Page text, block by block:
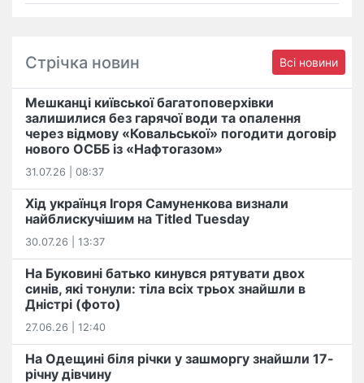
Стрічка новин Всі новини
Мешканці київської багатоповерхівки
залишилися без гарячої води та опалення
через відмову «Ковальської» погодити договір
нового ОСББ із «Нафтогазом»
31.07.26 | 08:37
Хід українця Ігоря Самуненкова визнали
найблискучішим на Titled Tuesday
30.07.26 | 13:37
На Буковині батько кинувся рятувати двох
синів, які тонули: тіла всіх трьох знайшли в
Дністрі (фото)
27.06.26 | 12:40
На Одещині біля річки у зашморгу знайшли 17-
річну дівчину